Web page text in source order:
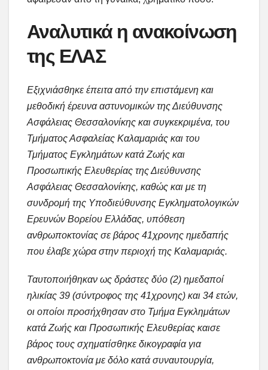
Αναλυτικά η ανακοίνωση
της ΕΛΑΣ
Εξιχνιάσθηκε έπειτα από την επιστάμενη και
μεθοδική έρευνα αστυνομικών της Διεύθυνσης
Ασφάλειας Θεσσαλονίκης και συγκεκριμένα, του
Τμήματος Ασφαλείας Καλαμαριάς και του
Τμήματος Εγκλημάτων κατά Ζωής και
Προσωπικής Ελευθερίας της Διεύθυνσης
Ασφάλειας Θεσσαλονίκης, καθώς και με τη
συνδρομή της Υποδιεύθυνσης Εγκληματολογικών
Ερευνών Βορείου Ελλάδας, υπόθεση
ανθρωποκτονίας σε βάρος 41χρονης ημεδαπής
που έλαβε χώρα στην περιοχή της Καλαμαριάς.
Ταυτοποιήθηκαν ως δράστες δύο (2) ημεδαποί
ηλικίας 39 (σύντροφος της 41χρονης) και 34 ετών,
οι οποίοι προσήχθησαν στο Τμήμα Εγκλημάτων
κατά Ζωής και Προσωπικής Ελευθερίας καισε
βάρος τους σχηματίσθηκε δικογραφία για
ανθρωποκτονία με δόλο κατά συναυτουργία,